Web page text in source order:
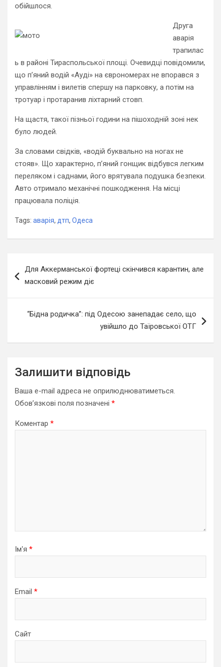
обійшлося.
Друга
аварія
трапилас
ь в районі Тираспольської площі. Очевидці повідомили,
що п’яний водій «Ауді» на єврономерах не впорався з
управлінням і вилетів спершу на парковку, а потім на
тротуар і протаранив ліхтарний стовп.
На щастя, такої пізньої години на пішоходній зоні нек
було людей.
За словами свідків, «водій буквально на ногах не
стояв». Що характерно, п’яний гонщик відбувся легким
переляком і саднами, його врятувала подушка безпеки.
Авто отримало механічні пошкодження. На місці
працювала поліція.
Tags: аварія, дтп, Одеса
записів
Для Аккерманської фортеці скінчився карантин, але
масковий режим діє
“Бідна родичка”: під Одесою занепадає село, що
увійшло до Таїровської ОТГ
Залишити відповідь
Ваша e-mail адреса не оприлюднюватиметься.
Обов’язкові поля позначені *
Коментар *
Ім'я *
Email *
Сайт